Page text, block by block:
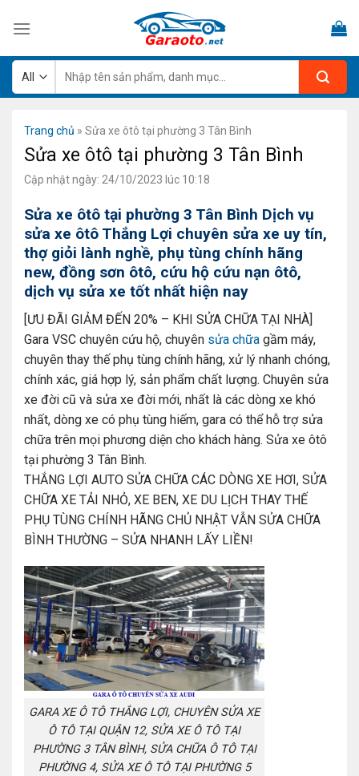
kiếm:
Trang chủ » Sửa xe ôtô tại phường 3 Tân Bình
Sửa xe ôtô tại phường 3 Tân Bình
Cập nhật ngày: 24/10/2023 lúc 10:18
Sửa xe ôtô tại phường 3 Tân Bình Dịch vụ
sửa xe ôtô Thắng Lợi chuyên sửa xe uy tín,
thợ giỏi lành nghề, phụ tùng chính hãng
new, đồng sơn ôtô, cứu hộ cứu nạn ôtô,
dịch vụ sửa xe tốt nhất hiện nay
[ƯU ĐÃI GIẢM ĐẾN 20% – KHI SỬA CHỮA TẠI NHÀ]
Gara VSC chuyên cứu hộ, chuyên sửa chữa gầm máy,
chuyên thay thế phụ tùng chính hãng, xử lý nhanh chóng,
chính xác, giá hợp lý, sản phẩm chất lượng. Chuyên sửa
xe đời cũ và sửa xe đời mới, nhất là các dòng xe khó
nhất, dòng xe có phụ tùng hiếm, gara có thể hỗ trợ sửa
chữa trên mọi phương diện cho khách hàng. Sửa xe ôtô
tại phường 3 Tân Bình.
THẮNG LỢI AUTO SỬA CHỮA CÁC DÒNG XE HƠI, SỬA
CHỮA XE TẢI NHỎ, XE BEN, XE DU LỊCH THAY THẾ
PHỤ TÙNG CHÍNH HÃNG CHỦ NHẬT VẪN SỬA CHỮA
BÌNH THƯỜNG – SỬA NHANH LẤY LIỀN!
GARA XE Ô TÔ THẮNG LỢI, CHUYÊN SỬA XE
Ô TÔ TẠI QUẬN 12, SỬA XE Ô TÔ TẠI
PHƯỜNG 3 TÂN BÌNH, SỬA CHỮA Ô TÔ TẠI
PHƯỜNG 4, SỬA XE Ô TÔ TẠI PHƯỜNG 5